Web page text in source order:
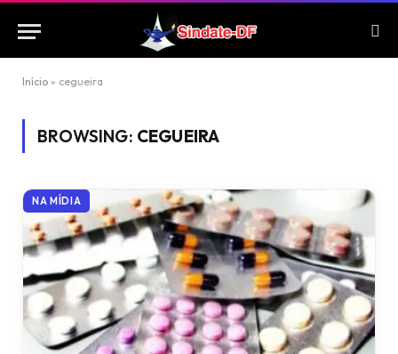
Início » cegueira
BROWSING: CEGUEIRA
NA MÍDIA